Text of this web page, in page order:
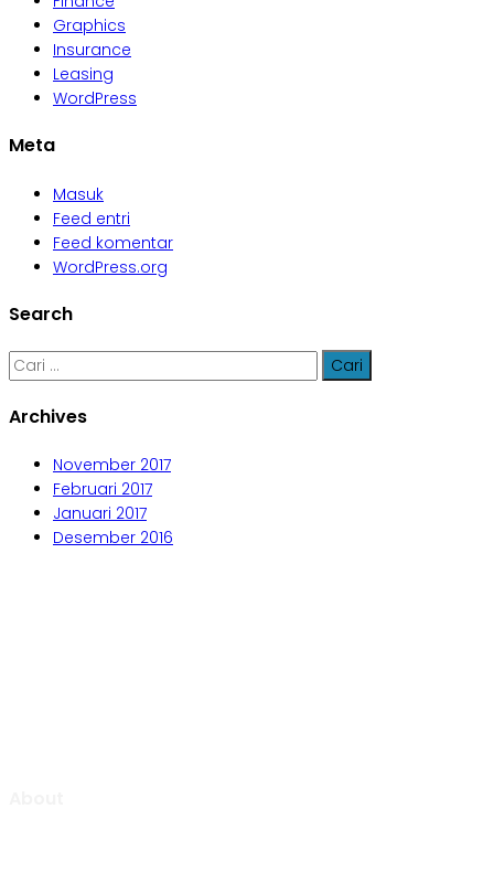
Graphics
Insurance
Leasing
WordPress
Meta
Masuk
Feed entri
Feed komentar
WordPress.org
Search
Cari
untuk:
Archives
November 2017
Februari 2017
Januari 2017
Desember 2016